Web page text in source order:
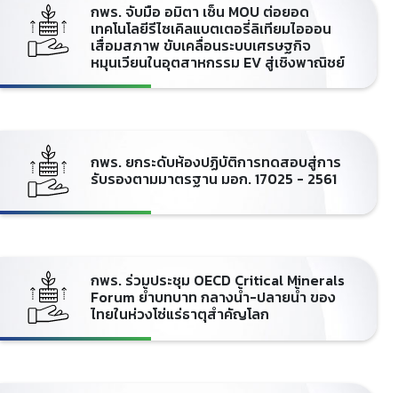
กพร. จับมือ อมิตา เซ็น MOU ต่อยอด
เทคโนโลยีรีไซเคิลแบตเตอรี่ลิเทียมไอออน
เสื่อมสภาพ ขับเคลื่อนระบบเศรษฐกิจ
หมุนเวียนในอุตสาหกรรม EV สู่เชิงพาณิชย์
กพร. ยกระดับห้องปฏิบัติการทดสอบสู่การ
รับรองตามมาตรฐาน มอก. 17025 - 2561
กพร. ร่วมประชุม OECD Critical Minerals
Forum ย้ำบทบาท กลางน้ำ-ปลายน้ำ ของ
ไทยในห่วงโซ่แร่ธาตุสำคัญโลก